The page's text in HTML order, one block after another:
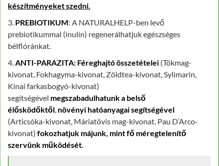
készítményeket szedni.
3. PREBIOTIKUM: A NATURALHELP-ben levő
prebiotikummal (inulin) regenerálhatjuk egészséges
bélflóránkat.
4.ANTI-PARAZITA: Féreghajtó összetételei (Tökmag-
kivonat, Fokhagyma-kivonat, Zöldtea-kivonat, Sylimarin,
Kínai farkasbogyó-kivonat)
segítségével megszabadulhatunk a belső
élősködőktől, növényi hatóanyagai segítségével
(Articsóka-kivonat, Máriatövis mag-kivonat, Pau D’Arco-
kivonat) fokozhatjuk májunk, mint fő méregtelenítő
szervünk működését.